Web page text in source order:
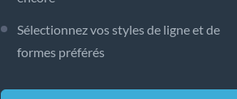
Sélectionnez vos styles de ligne et de
formes préférés